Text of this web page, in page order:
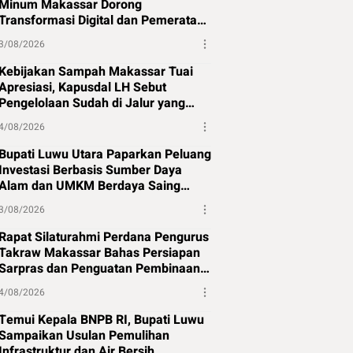
Minum Makassar Dorong
Digital dan Pemerataan
Air Bersih
08/2026
Kebijakan Sampah Makassar Tuai
Kapusdal LH Sebut
Pengelolaan Sudah di Jalur yang
Tepat
08/2026
Bupati Luwu Utara Paparkan Peluang
Investasi Berbasis Sumber Daya
dan UMKM Berdaya Saing
Global
08/2026
Rapat Silaturahmi Perdana Pengurus
Makassar Bahas Persiapan
dan Penguatan Pembinaan
Atlet
08/2026
Kepala BNPB RI, Bupati Luwu
Usulan Pemulihan